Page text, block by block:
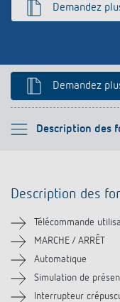
Références
Télérupteur
Demandez
Demandez
Description des
Veuillez
Téléchargements
Description des
Télécommande
MARCHE / ARRÊT
Automatique
Simulation de
Interrupteur